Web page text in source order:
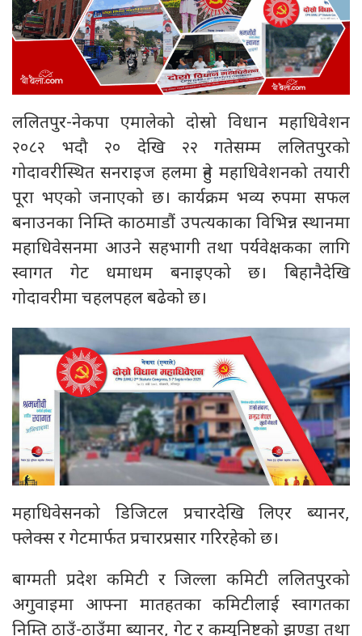
ललितपुर-नेकपा एमालेको दोस्रो विधान महाधिवेशन
२०८२ भदौ २० देखि २२ गतेसम्म ललितपुरको
गोदावरीस्थित सनराइज हलमा हुने महाधिवेशनको तयारी
पूरा भएको जनाएको छ। कार्यक्रम भव्य रुपमा सफल
बनाउनका निम्ति काठमाडौं उपत्यकाका विभिन्न स्थानमा
महाधिवेसनमा आउने सहभागी तथा पर्यवेक्षकका लागि
स्वागत गेट धमाधम बनाइएको छ। बिहानैदेखि
गोदावरीमा चहलपहल बढेको छ।
महाधिवेसनको डिजिटल प्रचारदेखि लिएर ब्यानर,
फ्लेक्स र गेटमार्फत प्रचारप्रसार गरिरहेको छ।
बाग्मती प्रदेश कमिटी र जिल्ला कमिटी ललितपुरको
अगुवाइमा आफ्ना मातहतका कमिटीलाई स्वागतका
निम्ति ठाउँ-ठाउँमा ब्यानर, गेट र कम्युनिष्टको झण्डा तथा